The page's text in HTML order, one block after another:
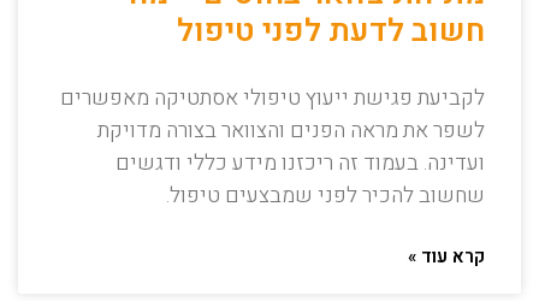
חשוב לדעת לפני טיפול
לקביעת פגישת ייעוץ טיפולי אסתטיקה מאפשרים
לשפר את מראה הפנים והצוואר בצורה מדויקת
ועדינה. בעמוד זה ריכזנו מידע כללי ודגשים
שחשוב להכיר לפני שמבצעים טיפול.
קרא עוד »